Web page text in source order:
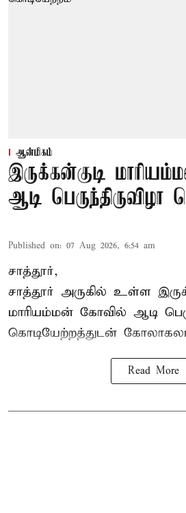
ஆன்மிகம்
இருக்கன்குடி
ஆடி பெருந்திருவிழா
Published on: 07 Aug 2026, 6:54 am
சாத்தூர்,
சாத்தூர் அருகில் உள்ள
மாரியம்மன் கோவில் ஆடி
கொடியேற்றத்துடன்
Read More